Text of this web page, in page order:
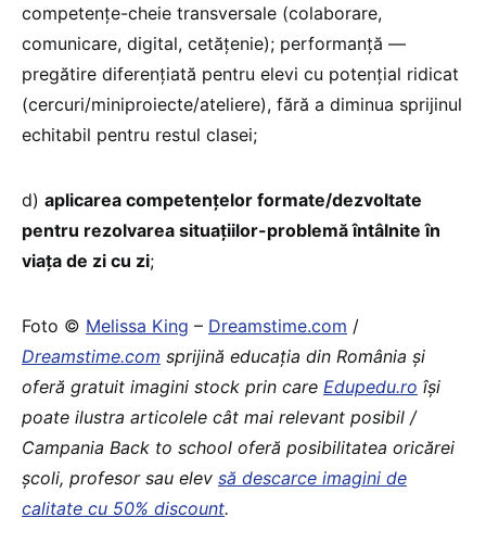
competențe-cheie transversale (colaborare,
comunicare, digital, cetățenie); performanță —
pregătire diferențiată pentru elevi cu potențial ridicat
(cercuri/miniproiecte/ateliere), fără a diminua sprijinul
echitabil pentru restul clasei;
d) aplicarea competențelor formate/dezvoltate
pentru rezolvarea situațiilor-problemă întâlnite în
viața de zi cu zi;
Foto © Melissa King – Dreamstime.com /
Dreamstime.com sprijină educaţia din România şi
oferă gratuit imagini stock prin care Edupedu.ro îşi
poate ilustra articolele cât mai relevant posibil /
Campania Back to school oferă posibilitatea oricărei
școli, profesor sau elev să descarce imagini de
calitate cu 50% discount.